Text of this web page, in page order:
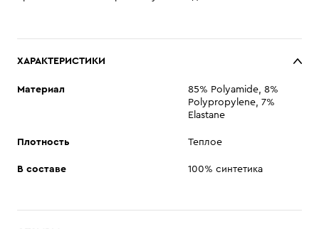
ХАРАКТЕРИСТИКИ
Материал
85% Polyamide, 8%
Polypropylene, 7%
Elastane
Плотность Теплое
В составе 100% синтетика